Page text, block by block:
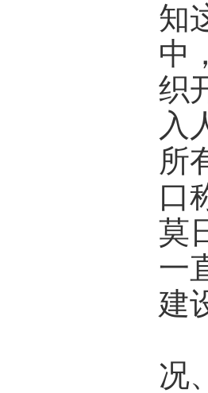
知
中
织
入
所
口
莫
一
建
况